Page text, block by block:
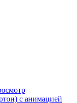
с анимацией